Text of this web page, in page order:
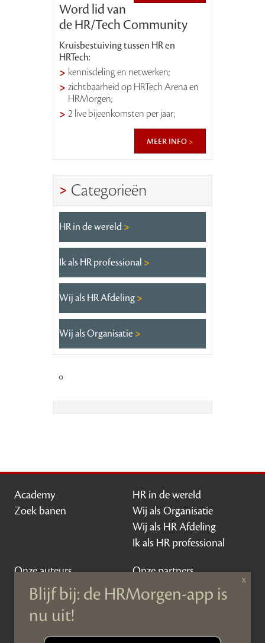
Word lid van
de HR/Tech Community
Kruisbestuiving tussen HR en
HRTech:
kennisdeling en netwerken;
zichtbaarheid op HRTech Arena en
HRMorgen;
2 live bijeenkomsten per jaar;
meer info
Categorieën
HR in de wereld
Ik als HR professional
Wij als HR Afdeling
Wij als Organisatie
Academy
Zoek banen
HR in de wereld
Wij als Organisatie
Wij als HR Afdeling
Ik als HR professional
Onze auteurs
Onze partners
Sponsoring
Over HRMorgen